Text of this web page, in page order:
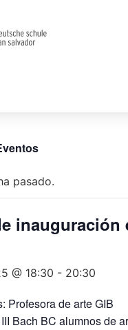
pasado.
inauguración
@ 18:30 - 20:30
Profesora de arte GIB
Bach BC alumnos de